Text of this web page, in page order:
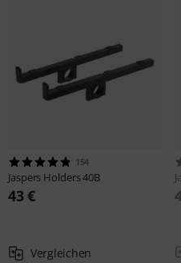
154
Jaspers Holders 40B
43 €
Vergleichen